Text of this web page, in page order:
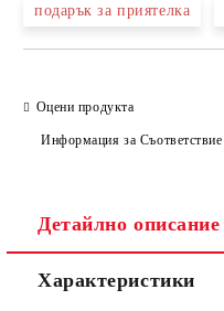
подарък за приятелка
Оцени продукта
Информация за Съответствие
Детайлно описание
Характеристики